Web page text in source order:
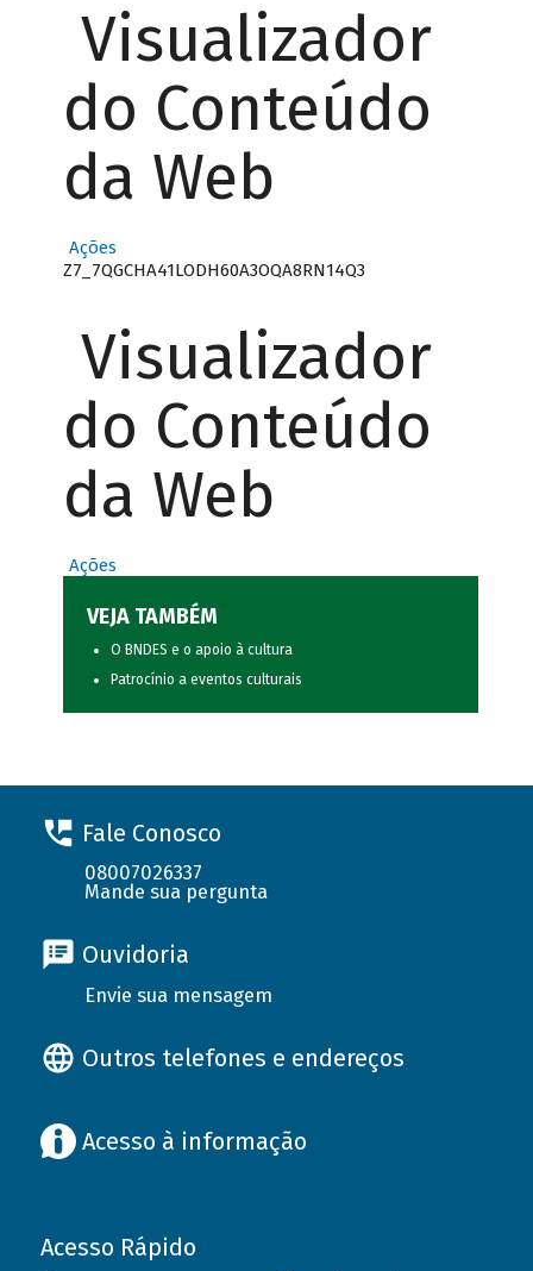
Visualizador
do Conteúdo
da Web
Ações
Z7_7QGCHA41LODH60A3OQA8RN14Q3
Visualizador
do Conteúdo
da Web
Ações
VEJA TAMBÉM
O BNDES e o apoio à cultura
Patrocínio a eventos culturais
Fale Conosco
08007026337
Mande sua pergunta
Ouvidoria
Envie sua mensagem
Outros telefones e endereços
Acesso à informação
Acesso Rápido